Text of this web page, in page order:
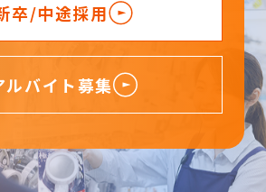
卒/中途採用
ルバイト募集